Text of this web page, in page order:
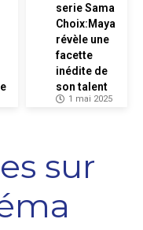
serie Sama
Choix:Maya
révèle une
facette
inédite de
son talent
1 mai 2025
sur